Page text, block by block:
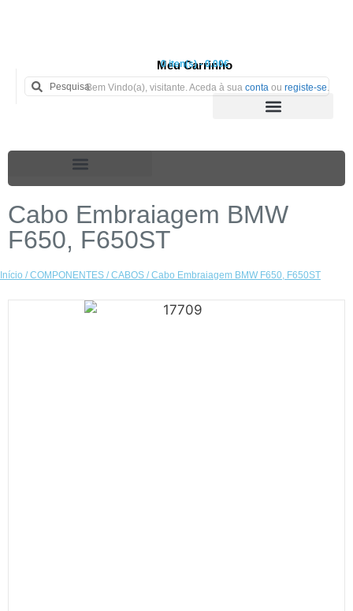
Meu Carrinho
0 iten(s) - 0.00€
Bem Vindo(a), visitante. Aceda à sua conta ou registe-se.
Cabo Embraiagem BMW
F650, F650ST
Início /COMPONENTES /CABOS / Cabo Embraiagem BMW F650, F650ST